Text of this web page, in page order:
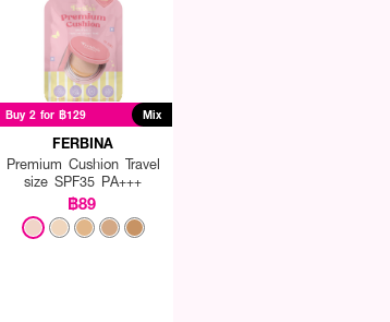
Buy 2 for ฿129 Mix
FERBINA
Premium Cushion Travel
size SPF35 PA+++
฿89